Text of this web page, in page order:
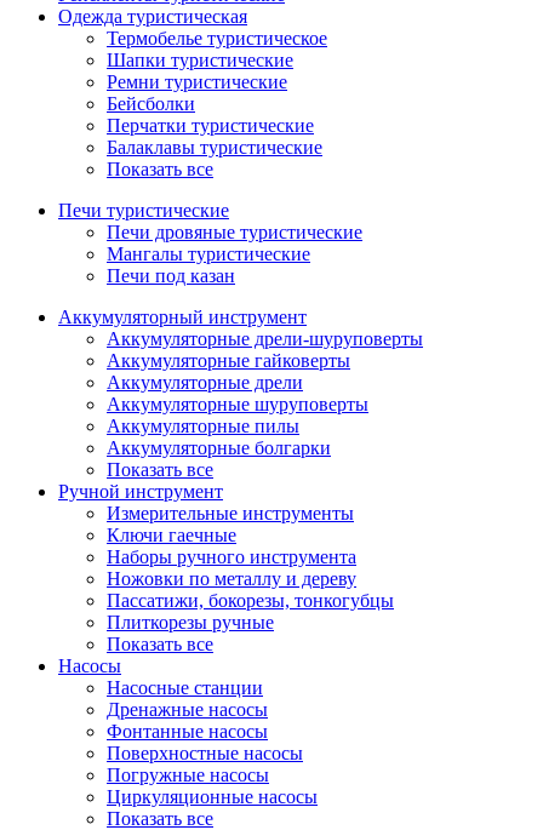
Одежда туристическая
Термобелье туристическое
Шапки туристические
Ремни туристические
Бейсболки
Перчатки туристические
Балаклавы туристические
Показать все
Печи туристические
Печи дровяные туристические
Мангалы туристические
Печи под казан
Аккумуляторный инструмент
Аккумуляторные дрели-шуруповерты
Аккумуляторные гайковерты
Аккумуляторные дрели
Аккумуляторные шуруповерты
Аккумуляторные пилы
Аккумуляторные болгарки
Показать все
Ручной инструмент
Измерительные инструменты
Ключи гаечные
Наборы ручного инструмента
Ножовки по металлу и дереву
Пассатижи, бокорезы, тонкогубцы
Плиткорезы ручные
Показать все
Насосы
Насосные станции
Дренажные насосы
Фонтанные насосы
Поверхностные насосы
Погружные насосы
Циркуляционные насосы
Показать все